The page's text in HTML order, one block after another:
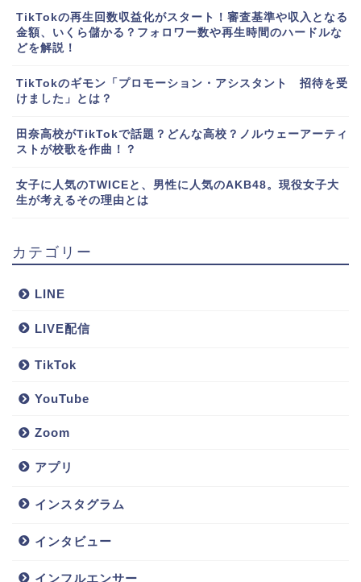
TikTokの再生回数収益化がスタート！審査基準や収入となる
金額、いくら儲かる？フォロワー数や再生時間のハードルな
どを解説！
TikTokのギモン「プロモーション・アシスタント 招待を受
けました」とは？
田奈高校がTikTokで話題？どんな高校？ノルウェーアーティ
ストが校歌を作曲！？
女子に人気のTWICEと、男性に人気のAKB48。現役女子大
生が考えるその理由とは
カテゴリー
LINE
LIVE配信
TikTok
YouTube
Zoom
アプリ
インスタグラム
インタビュー
インフルエンサー